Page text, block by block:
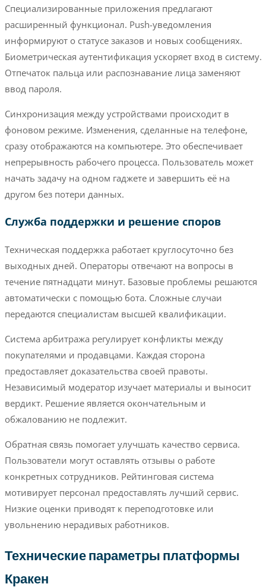
Специализированные приложения предлагают
расширенный функционал. Push-уведомления
информируют о статусе заказов и новых сообщениях.
Биометрическая аутентификация ускоряет вход в систему.
Отпечаток пальца или распознавание лица заменяют
ввод пароля.
Синхронизация между устройствами происходит в
фоновом режиме. Изменения, сделанные на телефоне,
сразу отображаются на компьютере. Это обеспечивает
непрерывность рабочего процесса. Пользователь может
начать задачу на одном гаджете и завершить её на
другом без потери данных.
Служба поддержки и решение споров
Техническая поддержка работает круглосуточно без
выходных дней. Операторы отвечают на вопросы в
течение пятнадцати минут. Базовые проблемы решаются
автоматически с помощью бота. Сложные случаи
передаются специалистам высшей квалификации.
Система арбитража регулирует конфликты между
покупателями и продавцами. Каждая сторона
предоставляет доказательства своей правоты.
Независимый модератор изучает материалы и выносит
вердикт. Решение является окончательным и
обжалованию не подлежит.
Обратная связь помогает улучшать качество сервиса.
Пользователи могут оставлять отзывы о работе
конкретных сотрудников. Рейтинговая система
мотивирует персонал предоставлять лучший сервис.
Низкие оценки приводят к переподготовке или
увольнению нерадивых работников.
Технические параметры платформы
Кракен